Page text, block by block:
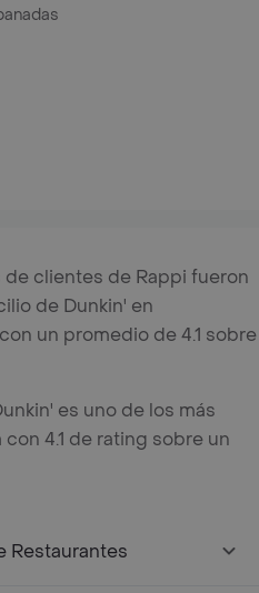
clientes de Rappi fueron
de Dunkin' en
un promedio de 4.1 sobre
es uno de los más
4.1 de rating sobre un
Restaurantes